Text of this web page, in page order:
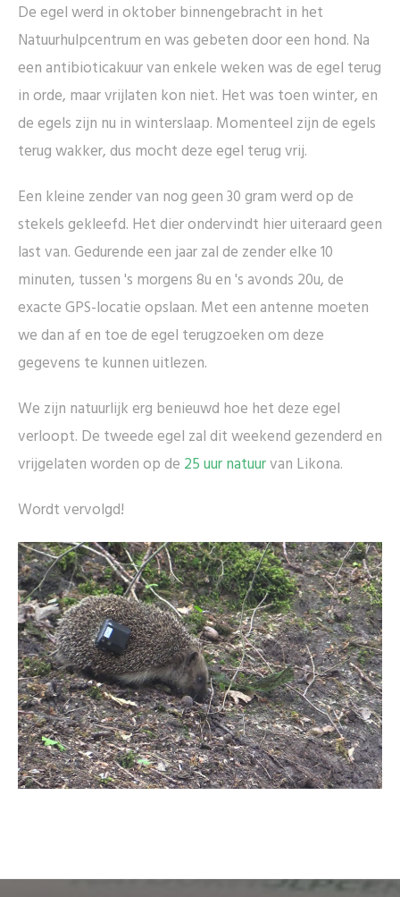
De egel werd in oktober binnengebracht in het
Natuurhulpcentrum en was gebeten door een hond. Na
een antibioticakuur van enkele weken was de egel terug
in orde, maar vrijlaten kon niet. Het was toen winter, en
de egels zijn nu in winterslaap. Momenteel zijn de egels
terug wakker, dus mocht deze egel terug vrij.
Een kleine zender van nog geen 30 gram werd op de
stekels gekleefd. Het dier ondervindt hier uiteraard geen
last van. Gedurende een jaar zal de zender elke 10
minuten, tussen 's morgens 8u en 's avonds 20u, de
exacte GPS-locatie opslaan. Met een antenne moeten
we dan af en toe de egel terugzoeken om deze
gegevens te kunnen uitlezen.
We zijn natuurlijk erg benieuwd hoe het deze egel
verloopt. De tweede egel zal dit weekend gezenderd en
vrijgelaten worden op de 25 uur natuurvan Likona.
Wordt vervolgd!